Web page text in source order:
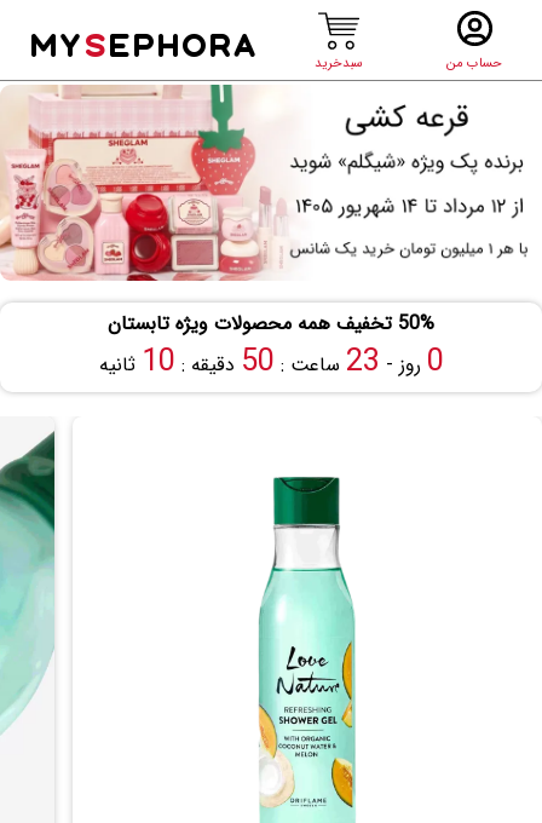
حساب من سبدخرید
MYSEPHORA
50% تخفیف همه محصولات ویژه تابستان
0روز -23ساعت :50دقیقه :9 ثانیه